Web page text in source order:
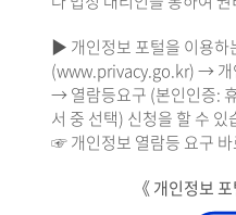
▶ 개인정보 포털을 이용하
(www.privacy.go.kr) → 개
→ 열람등요구 (본인인증:
서 중 선택) 신청을 할 수 있
☞ 개인정보 열람등 요구 바
《 개인정보